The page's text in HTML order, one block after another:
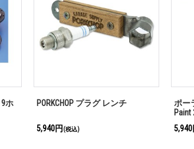
PORKCHOP プラグ レンチ
5,940円(税込)
ポーラ
Paint
5,940円